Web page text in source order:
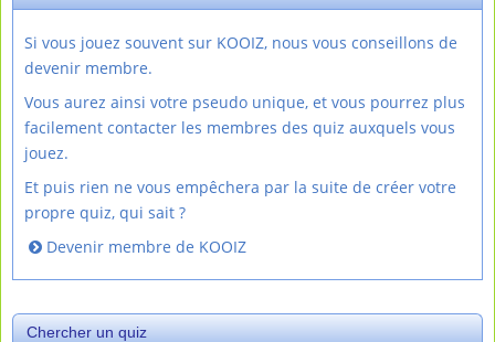
Si vous jouez souvent sur KOOIZ, nous vous conseillons de
devenir membre.
Vous aurez ainsi votre pseudo unique, et vous pourrez plus
facilement contacter les membres des quiz auxquels vous
jouez.
Et puis rien ne vous empêchera par la suite de créer votre
propre quiz, qui sait ?
Devenir membre de KOOIZ
Chercher un quiz